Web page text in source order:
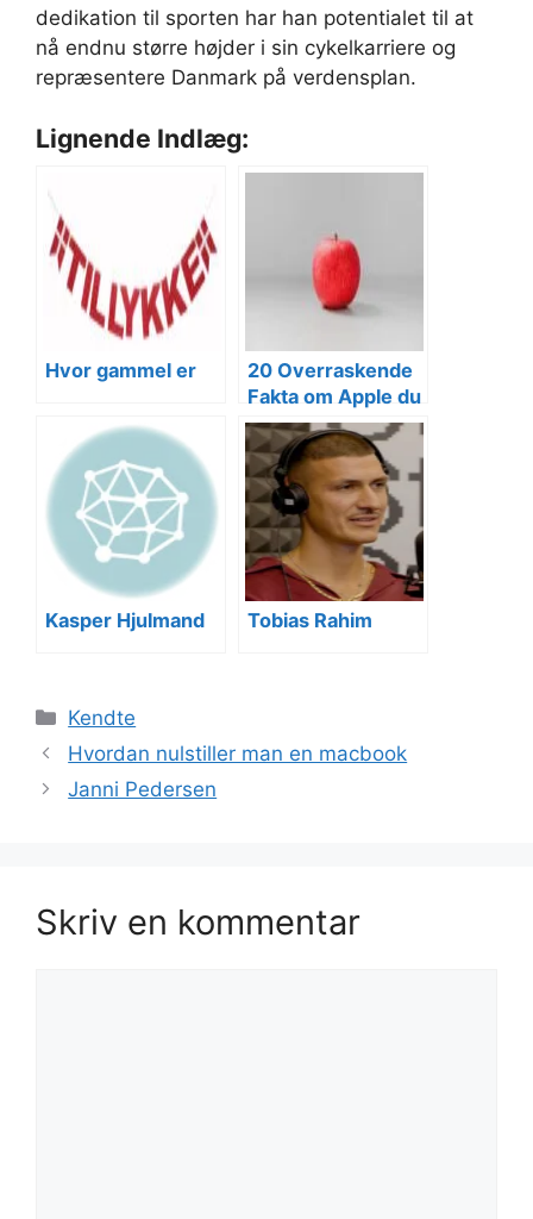
dedikation til sporten har han potentialet til at
nå endnu større højder i sin cykelkarriere og
repræsentere Danmark på verdensplan.
Lignende Indlæg:
Hvor gammel er
20 Overraskende
Fakta om Apple du
ikke Kendte Til!
Kasper Hjulmand Tobias Rahim
Kategorier
Kendte
Hvordan nulstiller man en macbook
Janni Pedersen
Skriv en kommentar